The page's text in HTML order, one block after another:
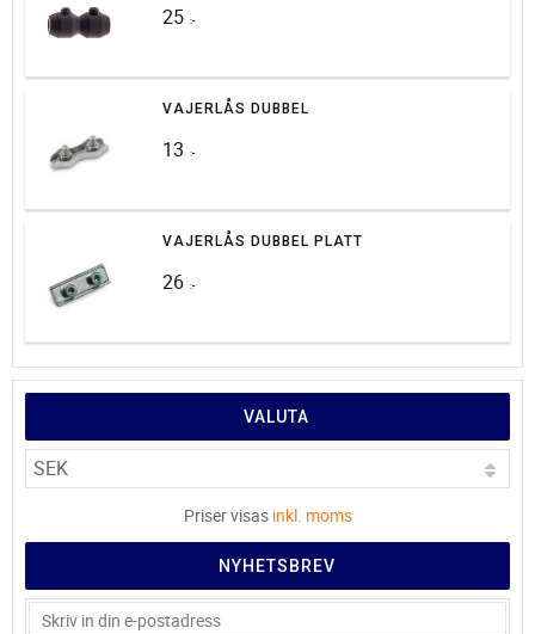
25 :-
VAJERLÅS DUBBEL
13 :-
VAJERLÅS DUBBEL PLATT
26 :-
VALUTA
Priser visas inkl. moms
NYHETSBREV